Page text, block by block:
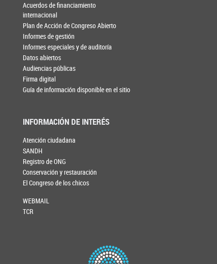
Acuerdos de financiamiento
internacional
Plan de Acción de Congreso Abierto
Informes de gestión
Informes especiales y de auditoría
Datos abiertos
Audiencias públicas
Firma digital
Guía de información disponible en el sitio
INFORMACIÓN DE INTERÉS
Atención ciudadana
SANDH
Registro de ONG
Conservación y restauración
El Congreso de los chicos
WEBMAIL
TCR